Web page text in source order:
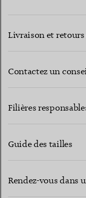
Livraison et
Contactez un
Filières
Guide des tailles
Rendez-vous dans